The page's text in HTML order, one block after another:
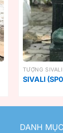
TƯỢNG SIVALI
SIVALI
DANH